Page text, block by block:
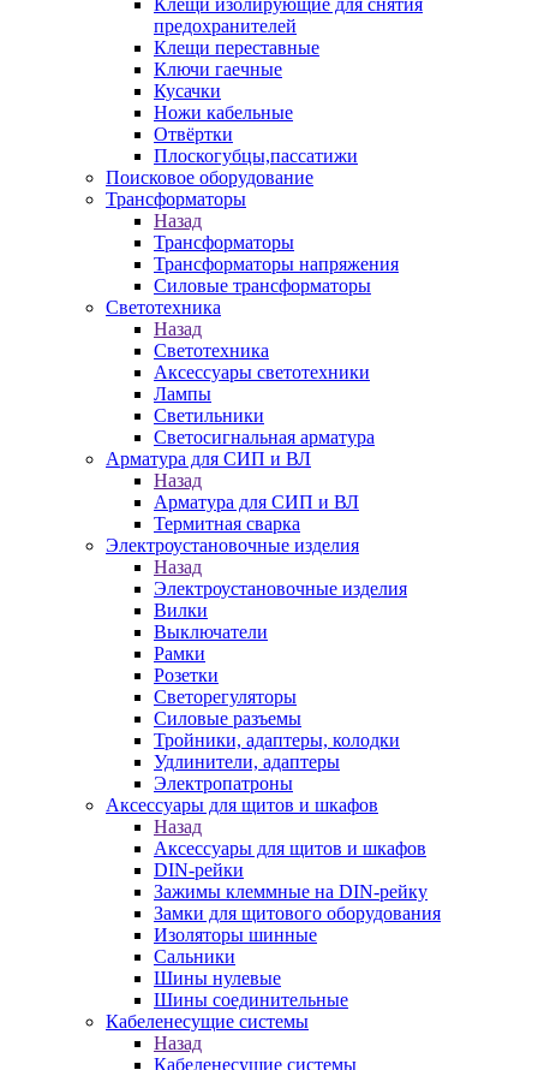
Клещи изолирующие для снятия
предохранителей
Клещи переставные
Ключи гаечные
Кусачки
Ножи кабельные
Отвёртки
Плоскогубцы,пассатижи
Поисковое оборудование
Трансформаторы
Назад
Трансформаторы
Трансформаторы напряжения
Силовые трансформаторы
Светотехника
Назад
Светотехника
Аксессуары светотехники
Лампы
Светильники
Светосигнальная арматура
Арматура для СИП и ВЛ
Назад
Арматура для СИП и ВЛ
Термитная сварка
Электроустановочные изделия
Назад
Электроустановочные изделия
Вилки
Выключатели
Рамки
Розетки
Светорегуляторы
Силовые разъемы
Тройники, адаптеры, колодки
Удлинители, адаптеры
Электропатроны
Аксессуары для щитов и шкафов
Назад
Аксессуары для щитов и шкафов
DIN-рейки
Зажимы клеммные на DIN-рейку
Замки для щитового оборудования
Изоляторы шинные
Сальники
Шины нулевые
Шины соединительные
Кабеленесущие системы
Назад
Кабеленесущие системы